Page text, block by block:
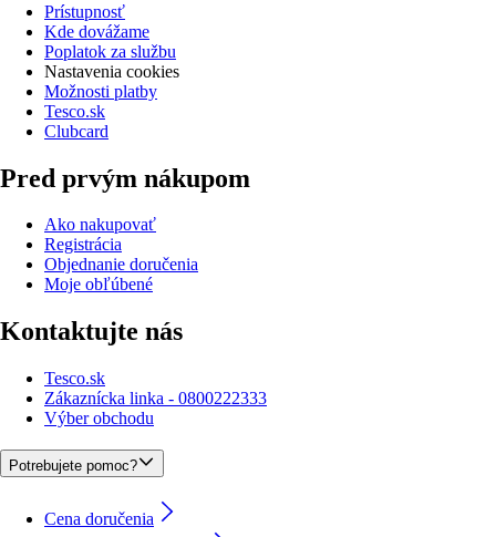
Prístupnosť
Kde dovážame
Poplatok za službu
Nastavenia cookies
Možnosti platby
Tesco.sk
Clubcard
Pred prvým nákupom
Ako nakupovať
Registrácia
Objednanie doručenia
Moje obľúbené
Kontaktujte nás
Tesco.sk
Zákaznícka linka - 0800222333
Výber obchodu
Potrebujete pomoc?
Cena doručenia